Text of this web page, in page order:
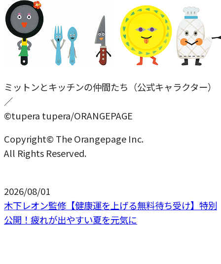
ミットンとキッチンの仲間たち（公式キャラクター）
／
©tupera tupera/ORANGEPAGE
Copyright© The Orangepage Inc.
All Rights Reserved.
2026/08/01
木下レオン監修【健康運を上げる無料待ち受け】特別
公開！疲れが出やすい夏を元気に